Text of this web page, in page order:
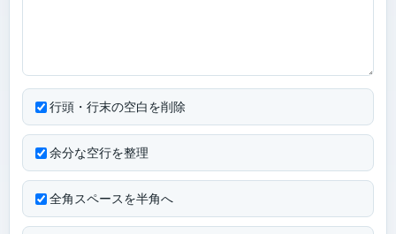
行頭・行末の空白を削除
余分な空行を整理
全角スペースを半角へ